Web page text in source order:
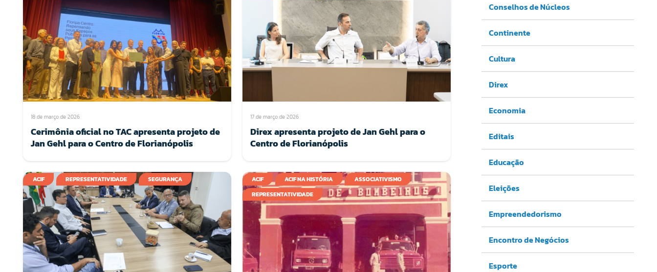
18 de março de 2026
Cerimônia oficial no TAC apresenta projeto de
Jan Gehl para o Centro de Florianópolis
17 de março de 2026
Direx apresenta projeto de Jan Gehl para o
Centro de Florianópolis
ACIF REPRESENTATIVIDADE SEGURANÇA ACIF ACIF NA HISTÓRIA
ASSOCIATIVISMO
REPRESENTATIVIDADE
Conselhos de Núcleos
Continente
Cultura
Direx
Economia
Editais
Educação
Eleições
Empreendedorismo
Encontro de Negócios
Esporte